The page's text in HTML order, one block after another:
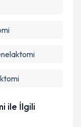
ile İlgili